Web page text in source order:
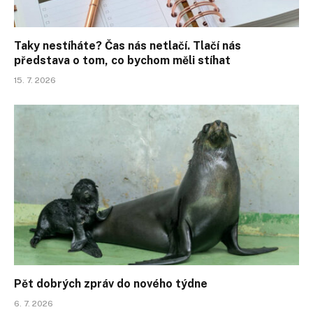
Taky nestíháte? Čas nás netlačí. Tlačí nás
představa o tom, co bychom měli stíhat
15. 7. 2026
Pět dobrých zpráv do nového týdne
6. 7. 2026